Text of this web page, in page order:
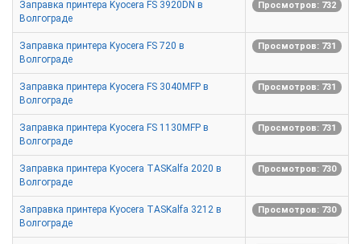
Заправка принтера Kyocera FS 3920DN в
Волгограде
Просмотров: 732
Заправка принтера Kyocera FS 720 в
Волгограде
Просмотров: 731
Заправка принтера Kyocera FS 3040MFP в
Волгограде
Просмотров: 731
Заправка принтера Kyocera FS 1130MFP в
Волгограде
Просмотров: 731
Заправка принтера Kyocera TASKalfa 2020 в
Волгограде
Просмотров: 730
Заправка принтера Kyocera TASKalfa 3212 в
Волгограде
Просмотров: 730